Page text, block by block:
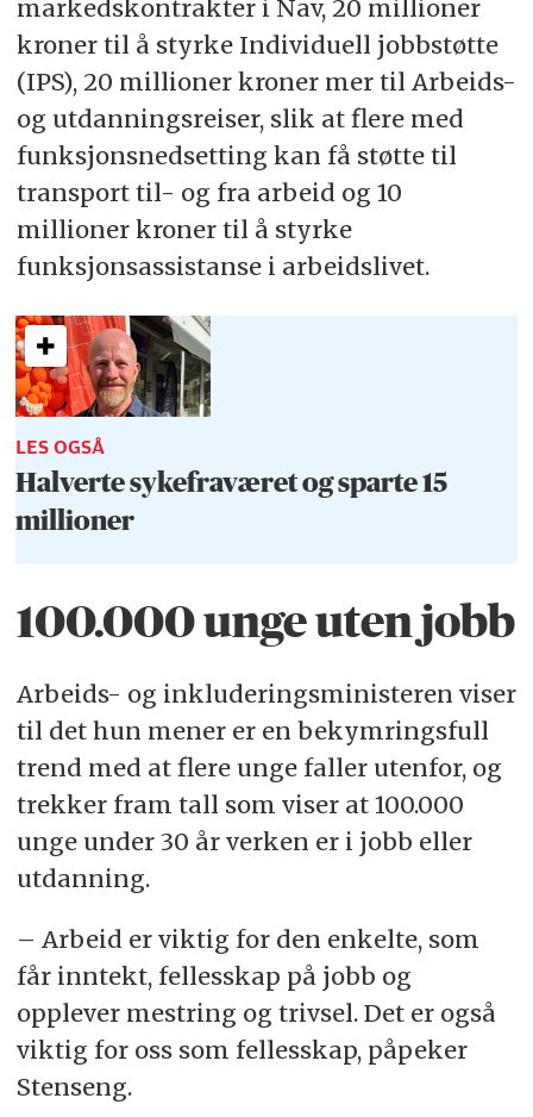
markedskontrakter i Nav, 20 millioner
kroner til å styrke Individuell jobbstøtte
(IPS), 20 millioner kroner mer til Arbeids-
og utdanningsreiser, slik at flere med
funksjonsnedsetting kan få støtte til
transport til- og fra arbeid og 10
millioner kroner til å styrke
funksjonsassistanse i arbeidslivet.
LES OGSÅ
Halverte sykefraværet og sparte 15
millioner
100.000 unge uten jobb
Arbeids- og inkluderingsministeren viser
til det hun mener er en bekymringsfull
trend med at flere unge faller utenfor, og
trekker fram tall som viser at 100.000
unge under 30 år verken er i jobb eller
utdanning.
– Arbeid er viktig for den enkelte, som
får inntekt, fellesskap på jobb og
opplever mestring og trivsel. Det er også
viktig for oss som fellesskap, påpeker
Stenseng.